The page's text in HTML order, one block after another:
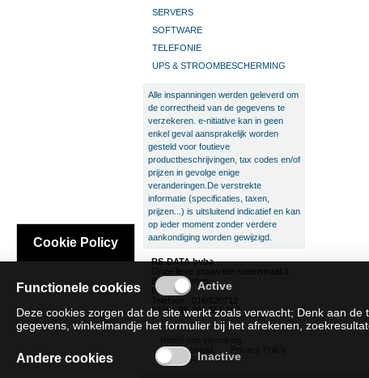
SERVERS
SOFTWARE
TELEFONIE
UPS & STROOMBESCHERMING
Alle inspanningen werden geleverd om
de correctheid van de gegevens te
verzekeren. e-nitiative kan in geen
enkel geval aansprakelijk worden
gesteld voor foutieve
productbeschrijvingen, tax codes en/of
prijzen in gevolge enige
veranderingen.De verstrekte
informatie (specificaties, taxen,
prijzen...) is uitsluitend indicatief en kan
op ieder moment zonder verdere
aankondiging worden gewijzigd.
RS-DATA bvba
Onze lieve vrouw ten steenstraat 1
B-3300 Tienen
België
Telefoon : 016/820712
BTW : BE 466.551.192
Recht van verzaking
Cookie beleid
Privacy Policy
SAT/SAR
Cookie Policy
Functionele cookies
Deze cookies zorgen dat de site werkt zoals verwacht; Denk aan
gegevens, winkelmandje het formulier bij het afrekenen,
Andere cookies